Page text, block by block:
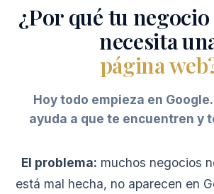
¿Por qué tu negocio
necesita
página
Hoy todo empieza en
ayuda a que te encuentren y
El problema: muchos negocios
está mal hecha, no aparecen en